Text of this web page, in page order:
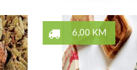
6,00 KM